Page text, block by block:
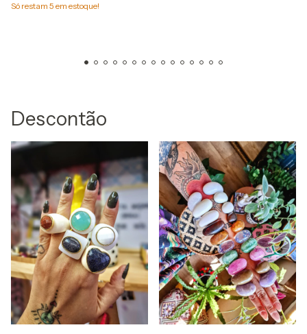
Só restam 5 em estoque!
Descontão